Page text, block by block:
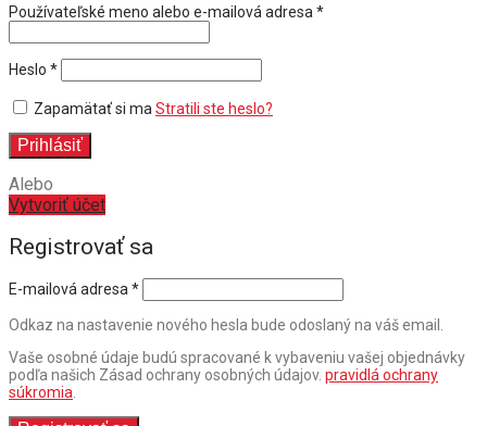
Používateľské meno alebo e-mailová adresa *Povinné
Heslo *Povinné
Zapamätať si ma Stratili ste heslo?
Prihlásiť
Alebo
Vytvoriť účet
Registrovať sa
E-mailová adresa*
Odkaz na nastavenie nového hesla bude odoslaný na váš email.
Vaše osobné údaje budú spracované k vybaveniu vašej objednávky
podľa našich Zásad ochrany osobných údajov. pravidlá ochrany
súkromia.